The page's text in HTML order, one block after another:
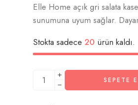
Elle Home açık gri salata
sunumuna uyum sağlar.
Stokta sadece 20 ürün kaldı.
SEPETE